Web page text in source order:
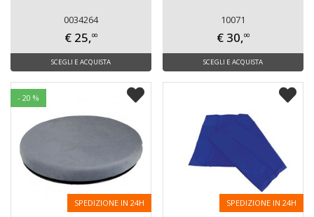
0034264
€ 25,00
SCEGLI E ACQUISTA
10071
€ 30,00
SCEGLI E ACQUISTA
- 20 %
SPEDIZIONE IN 24H SPEDIZIONE IN 24H